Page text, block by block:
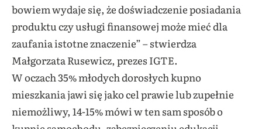
bowiem wydaje się, że doświadczenie posiadania
produktu czy usługi finansowej może mieć dla
zaufania istotne znaczenie” – stwierdza
Małgorzata Rusewicz, prezes IGTE.
W oczach 35% młodych dorosłych kupno
mieszkania jawi się jako cel prawie lub zupełnie
niemożliwy, 14-15% mówi w ten sam sposób o